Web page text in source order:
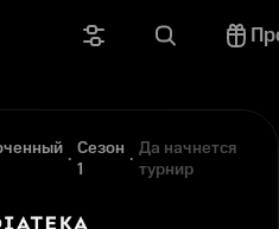
Сезон
1
Да начнется
турнир